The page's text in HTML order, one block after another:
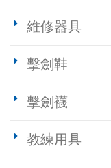
維修器具
擊劍鞋
擊劍襪
教練用具